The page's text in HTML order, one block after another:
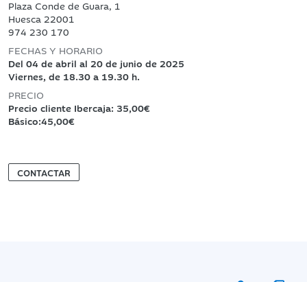
Plaza Conde de Guara, 1
Huesca 22001
974 230 170
FECHAS Y HORARIO
Del 04 de abril al 20 de junio de 2025
Viernes, de 18.30 a 19.30 h.
PRECIO
Precio cliente Ibercaja: 35,00€
Básico:45,00€
CONTACTAR